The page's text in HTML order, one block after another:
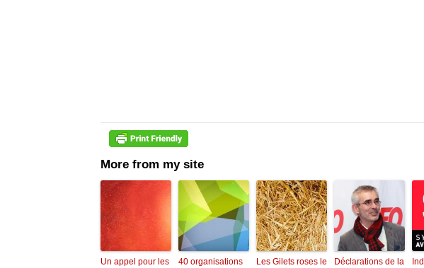
More from my site
Un appel pour les
40 organisations
Les Gilets roses le
Déclarations de la